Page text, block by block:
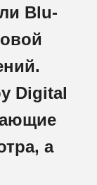
Blu-
Digital
а